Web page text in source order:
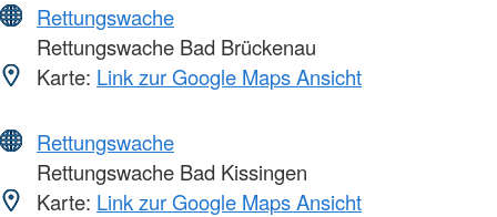
Rettungswache
Rettungswache Bad Brückenau
Karte: Link zur Google Maps Ansicht
Rettungswache
Rettungswache Bad Kissingen
Karte: Link zur Google Maps Ansicht